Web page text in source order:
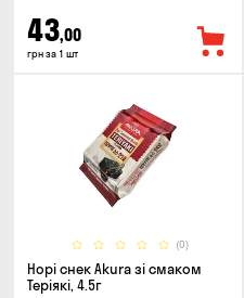
43,00
грн за 1 шт
(0)
Норі снек Akura зі смаком
Теріякі, 4.5г